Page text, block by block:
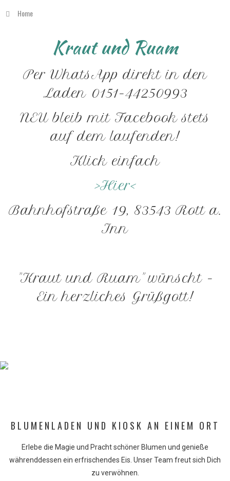
Kraut und Ruam
Home
Per WhatsApp direkt in den
Laden 0151-44250993
NEU bleib mit Facebook stets
auf dem laufenden!
Klick einfach
>Hier<
Bahnhofstraße 19, 83543 Rott a.
Inn
"Kraut und Ruam" wünscht -
Ein herzliches Grüßgott!
BLUMENLADEN UND KIOSK AN EINEM ORT
Erlebe die Magie und Pracht schöner Blumen und genieße
währenddessen ein erfrischendes Eis. Unser Team freut sich Dich
zu verwöhnen.